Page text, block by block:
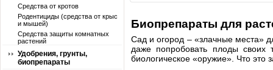
Средства от кротов
Родентициды (средства от крыс
и мышей)
Средства защиты комнатных
растений
Удобрения, грунты,
биопрепараты
Биопрепараты для
Сад и огород – «злачные места»
даже попробовать плоды своих
биологическое «оружие». Что это